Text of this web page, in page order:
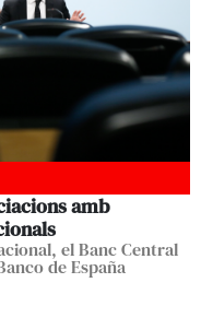
amb
el Banc Central
de España